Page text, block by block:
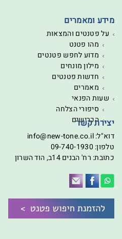
מידע ומאמרים
על פטנטים והמצאות
מהו פטנט
מדוע לחפש פטנטים
מילון מונחים
חדשות פטנטים
מאמרים
שעות הפנאי
סיפורי הצלחה
הכרישים
יצירת קשר
דוא"ל:info@new-tone.co.il
טלפון: 09-740-1930
כתובת: רח' הבנים 14ב, הוד השרון